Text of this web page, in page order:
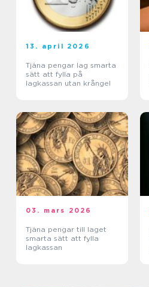
13. april 2026
Tjäna pengar lag smarta
sätt att fylla på
lagkassan utan krångel
03. mars 2026
Tjäna pengar till laget
smarta sätt att fylla
lagkassan